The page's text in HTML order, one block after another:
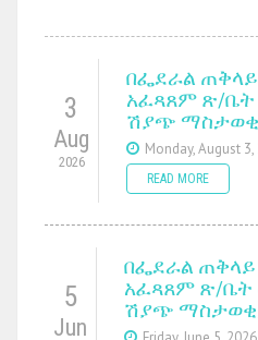
3
Aug
2026
በፌደራል
አፈጻጸም ጽ/
ሽያጭ
Monday, August
READ MORE
5
Jun
በፌደራል
አፈጻጸም ጽ/ቤት
ሽያጭ